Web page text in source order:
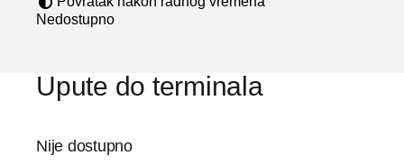
Nedostupno
Upute do terminala
Nije dostupno